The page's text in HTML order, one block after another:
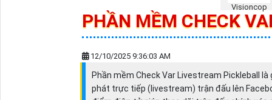
Visioncop
PHẦN MỀM CHECK
12/10/2025 9:36:03 AM
Phần mềm Check Var Livestream Pickleball
phát trực tiếp (livestream) trận đấu lên